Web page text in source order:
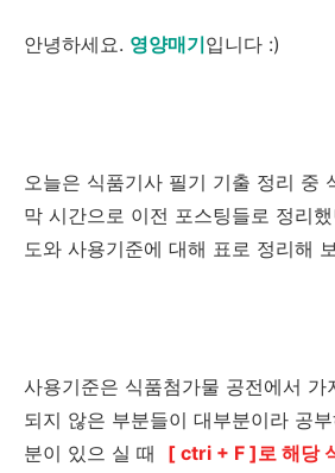
안녕하세요. 영양매기입니다 :)
오늘은 식품기사 필기 기출 정리 중
막 시간으로 이전 포스팅들로 정리
도와 사용기준에 대해 표로 정리해
사용기준은 식품첨가물 공전에서 가
되지 않은 부분들이 대부분이라 공
분이 있으 실 때 [ ctri + F ]로 해당